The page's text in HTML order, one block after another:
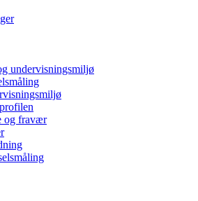
undervisningsmiljø
og fravær